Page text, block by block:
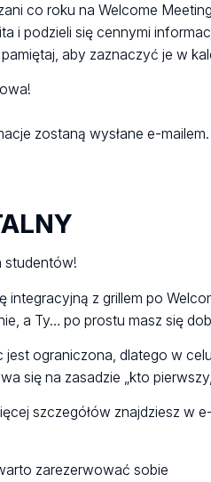
co roku na Welcome
i podzieli się cennymi
aby zaznaczyć je w
zostaną wysłane e-mailem.
studentów!
integracyjną z grillem po
a Ty… po prostu masz się
jest ograniczona, dlatego w
się na zasadzie „kto
szczegółów znajdziesz w
zarezerwować sobie